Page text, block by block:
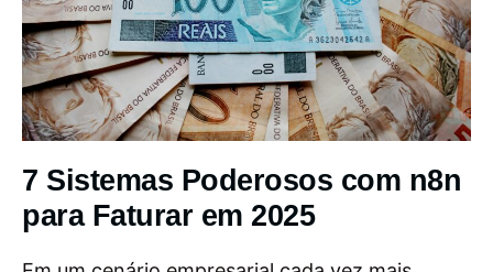
7 Sistemas Poderosos com n8n
para Faturar em 2025